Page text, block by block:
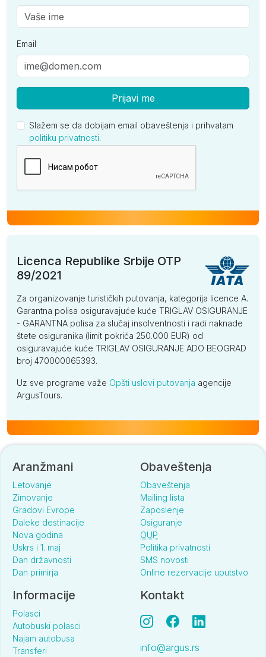
Email
Prijavi me
Slažem se da dobijam email obaveštenja i prihvatam
politiku privatnosti.
Licenca Republike Srbije OTP
89/2021
Za organizovanje turističkih putovanja, kategorija licence A.
Garantna polisa osiguravajuće kuće TRIGLAV OSIGURANJE
- GARANTNA polisa za slučaj insolventnosti i radi naknade
štete osiguranika (limit pokrića 250.000 EUR) od
osiguravajuće kuće TRIGLAV OSIGURANJE ADO BEOGRAD
broj 470000065393.
Uz sve programe važe Opšti uslovi putovanja agencije
ArgusTours.
Aranžmani
Letovanje
Zimovanje
Gradovi Evrope
Daleke destinacije
Nova godina
Uskrs i 1. maj
Dan državnosti
Dan primirja
Obaveštenja
Obaveštenja
Mailing lista
Zaposlenje
Osiguranje
OUP
Politika privatnosti
SMS novosti
Online rezervacije uputstvo
Informacije
Polasci
Autobuski polasci
Najam autobusa
Transferi
Kontakt
info@argus.rs